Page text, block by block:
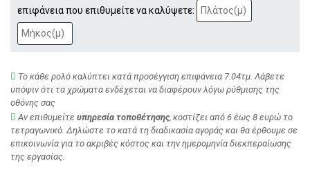
επιφάνεια που επιθυμείτε να καλύψετε:
Το κάθε ρολό καλύπτει κατά προσέγγιση επιφάνεια 7.04τμ. Λάβετε
υπόψιν ότι τα χρώματα ενδέχεται να διαφέρουν λόγω ρύθμισης της
οθόνης σας
Αν επιθυμείτε υπηρεσία τοποθέτησης, κοστίζει από 6 έως 8 ευρώ το
τετραγωνικό. Δηλώστε το κατά τη διαδικασία αγοράς και θα έρθουμε σε
επικοινωνία για το ακριβές κόστος και την ημερομηνία διεκπεραίωσης
της εργασίας.